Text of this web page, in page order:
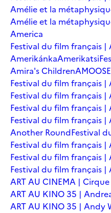
Amélie et la
Amélie et la
America
Festival du film français |
AmerikánkaAmerikatsi
Amira's Children
Festival du film français |
Festival du film français
Festival du film français |
Festival du film français |
Another RoundFestival
Festival du film français
Festival du film français |
Festival du film français |
ART AU CINEMA |
ART AU KINO 35 |
ART AU KINO 35 | Andy